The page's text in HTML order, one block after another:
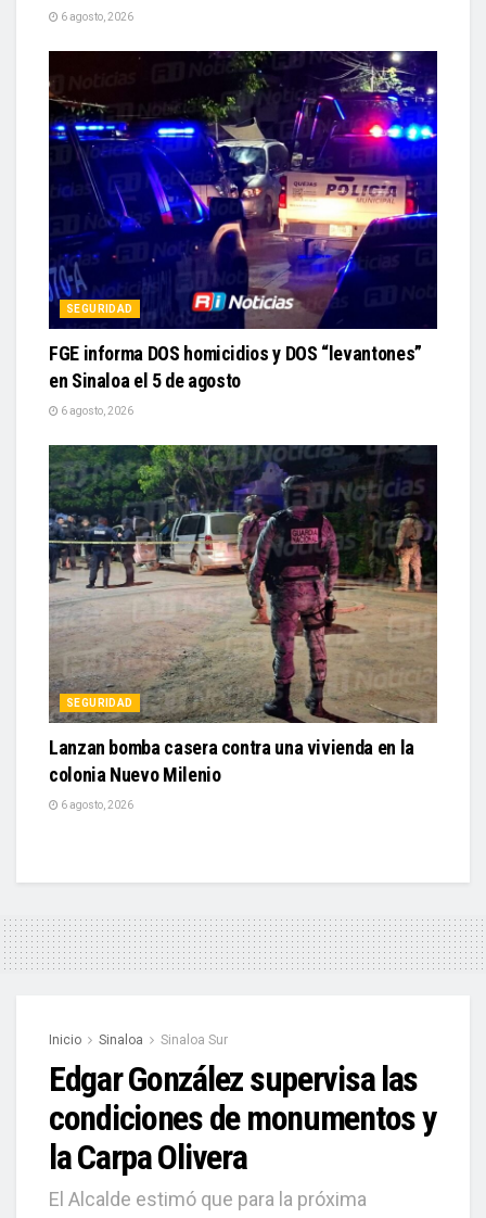
6 agosto, 2026
SEGURIDAD
FGE informa DOS homicidios y DOS “levantones”
en Sinaloa el 5 de agosto
6 agosto, 2026
SEGURIDAD
Lanzan bomba casera contra una vivienda en la
colonia Nuevo Milenio
6 agosto, 2026
Inicio Sinaloa Sinaloa Sur
Edgar González supervisa las
condiciones de monumentos y
la Carpa Olivera
El Alcalde estimó que para la próxima